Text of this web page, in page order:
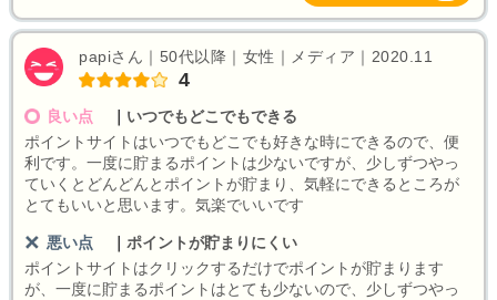
papiさん｜50代以降｜女性｜メディア｜2020.11
4
良い点
いつでもどこでもできる
ポイントサイトはいつでもどこでも好きな時にできるので、便
利です。一度に貯まるポイントは少ないですが、少しずつやっ
ていくとどんどんとポイントが貯まり、気軽にできるところが
とてもいいと思います。気楽でいいです
悪い点
ポイントが貯まりにくい
ポイントサイトはクリックするだけでポイントが貯まります
が、一度に貯まるポイントはとても少ないので、少しずつやっ